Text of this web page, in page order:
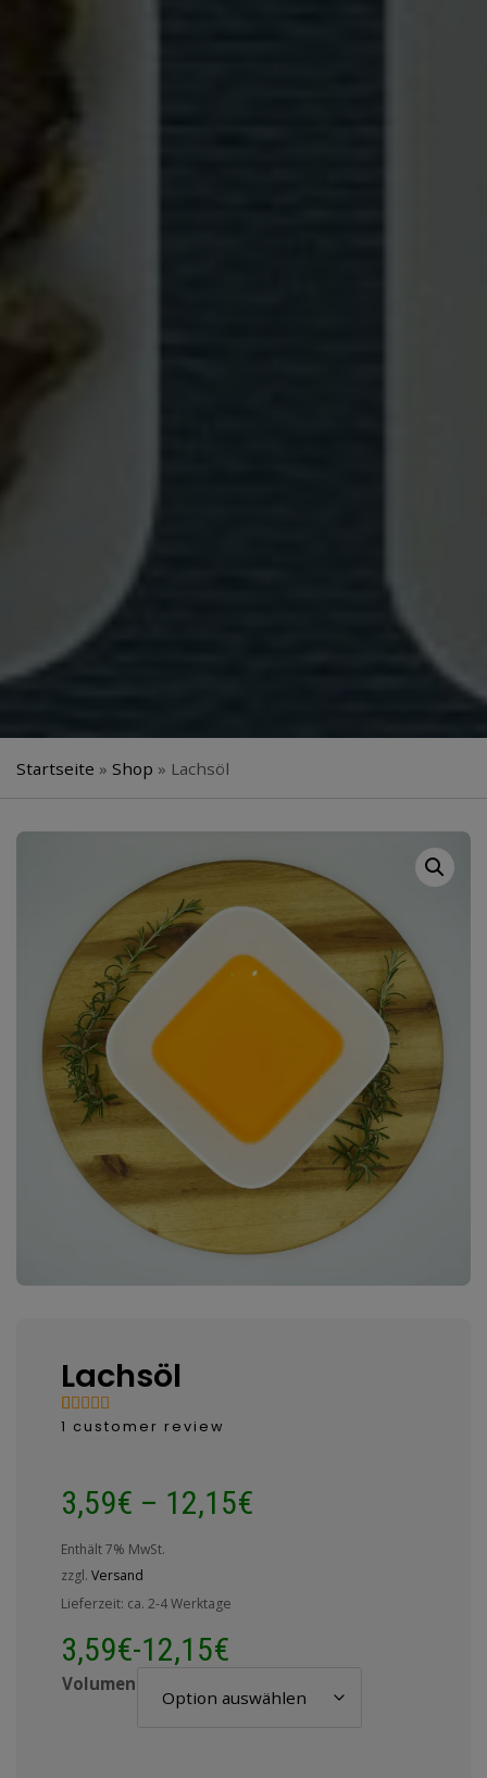
Startseite » Shop » Lachsöl
Lachsöl
Bewertet
auf
1
Kundenbewertung
1 customer review
3,59€ – 12,15€
Enthält 7% MwSt.
zzgl. Versand
Lieferzeit: ca. 2-4 Werktage
3,59€-12,15€
Volumen